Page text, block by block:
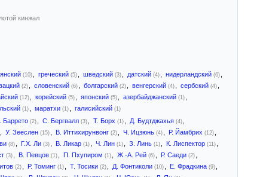
кинжал
(10) греческий (5) шведский (3) датский (4) нидерландский (6)
(2) словенский (6) болгарский (2) венгерский (4) сербский (4)
(12) корейский (5) японский (5) азербайджанский (1)
(1) маратхи (1) галисийский (1)
Баррето (2) С. Бергвалл (3) Т. Борх (1) Д. Будтджахья (4)
У. Зееслен (15) В. Иттихирунвонг (2) Ч. Ицзюнь (4) Р. Йамбрих (12)
(8) Г.Х. Ли (3) В. Ликар (1) Ч. Лин (1) З. Линь (1) К. Лиспектор (11)
(3) В. Певцов (1) П. Пхупиром (1) Ж.-А. Рей (6) Р. Саеди (2)
(2) Р. Томинг (1) Т. Тосики (2) Д. Фонтиколи (10) Е. Фрадкина (9)